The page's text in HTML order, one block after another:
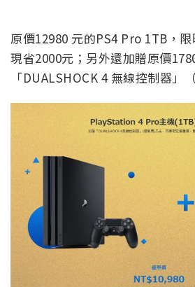
原價12980 元的PS4 Pro 1TB，限
現省2000元；另外還加贈原價
「DUALSHOCK 4 無線控制器」